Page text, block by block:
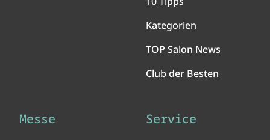
Kategorien
TOP Salon News
Club der Besten
Messe Service